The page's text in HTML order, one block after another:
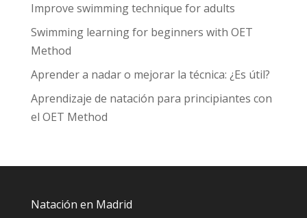
Improve swimming technique for adults
Swimming learning for beginners with OET
Method
Aprender a nadar o mejorar la técnica: ¿Es útil?
Aprendizaje de natación para principiantes con
el OET Method
Natación en Madrid